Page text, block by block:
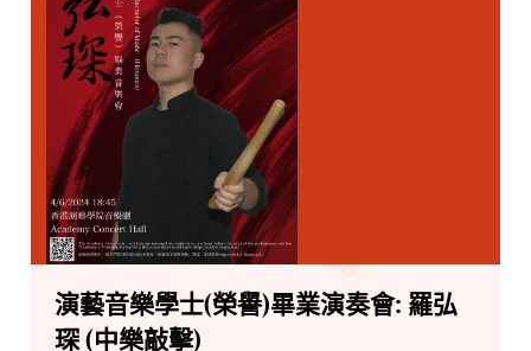
演藝音樂學士(榮譽)畢業演奏會: 羅弘
琛 (中樂敲擊)